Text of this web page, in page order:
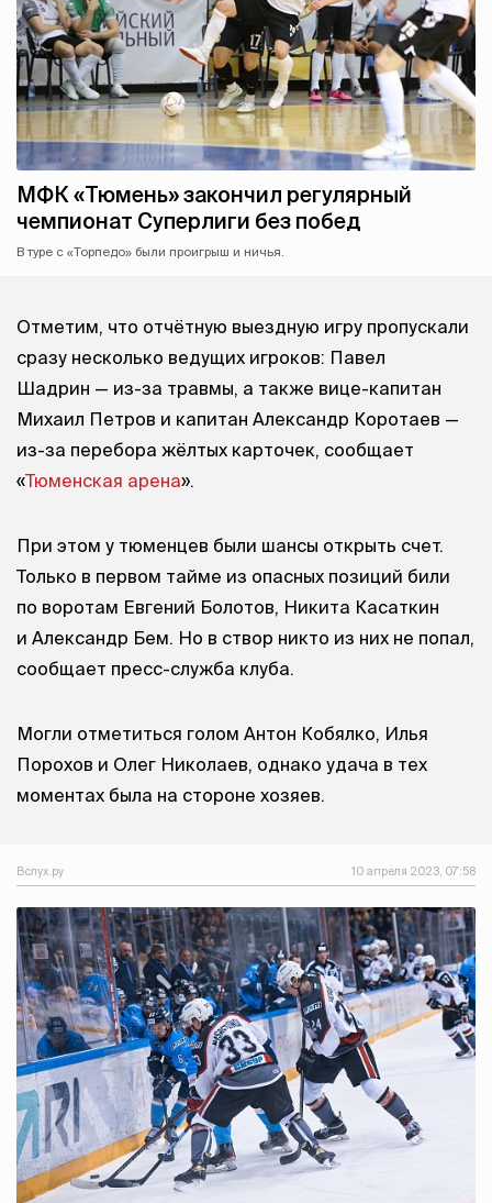
МФК «Тюмень» закончил регулярный
чемпионат Суперлиги без побед
В туре с «Торпедо» были проигрыш и ничья.
Отметим, что отчётную выездную игру пропускали
сразу несколько ведущих игроков: Павел
Шадрин — из-за травмы, а также вице-капитан
Михаил Петров и капитан Александр Коротаев —
из-за перебора жёлтых карточек, сообщает
«Тюменская арена».
При этом у тюменцев были шансы открыть счет.
Только в первом тайме из опасных позиций били
по воротам Евгений Болотов, Никита Касаткин
и Александр Бем. Но в створ никто из них не попал,
сообщает пресс-служба клуба.
Могли отметиться голом Антон Кобялко, Илья
Порохов и Олег Николаев, однако удача в тех
моментах была на стороне хозяев.
Вслух.ру 10 апреля 2023, 07:58